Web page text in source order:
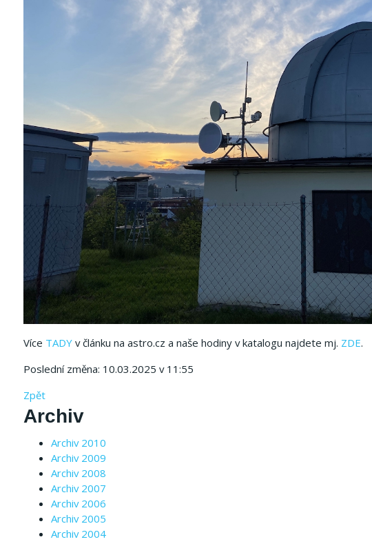
Více TADY v článku na astro.cz a naše hodiny v katalogu najdete mj. ZDE.
Poslední změna: 10.03.2025 v 11:55
Zpět
Archiv
Archiv 2010
Archiv 2009
Archiv 2008
Archiv 2007
Archiv 2006
Archiv 2005
Archiv 2004